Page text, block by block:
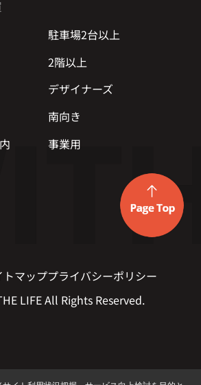
駐車場2台以上
2階以上
デザイナーズ
南向き
事業用
トマッププライバシーポリシー
LIFE All Rights Reserved.